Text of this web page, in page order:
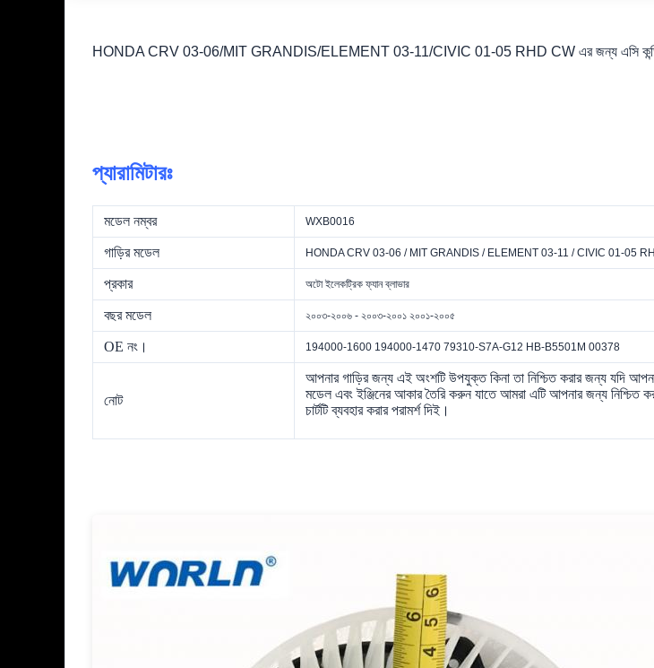
HONDA CRV 03-06/MIT GRANDIS/ELEMENT 03-11/CIVIC 01-05 RHD CW এর জন্য এসি
প্যারামিটারঃ
মডেল নম্বর WXB0016
গাড়ির মডেল HONDA CRV 03-06 / MIT GRANDIS / ELEMENT 03-11 / CIVIC 01-05
প্রকার অটো ইলেকট্রিক ফ্যান ব্লাভার
বছর মডেল ২০০৩-২০০৬ - ২০০৩-২০০১ ২০০১-২০০৫
OE নং। 194000-1600 194000-1470 79310-S7A-G12 HB-B5501M 00378
নোট
আপনার গাড়ির জন্য এই অংশটি উপযুক্ত কিনা তা নিশ্চিত করার জন্য যদি
মডেল এবং ইঞ্জিনের আকার তৈরি করুন যাতে আমরা এটি আপনার জন্য নিশ্চিত
চার্টটি ব্যবহার করার পরামর্শ দিই।